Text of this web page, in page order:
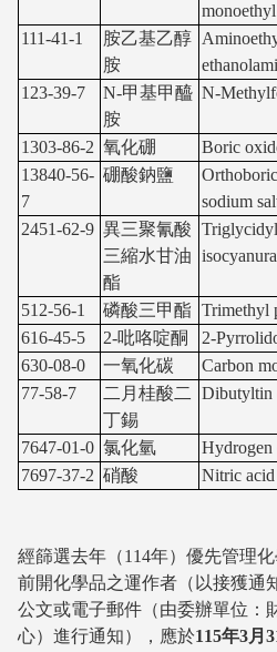
111-41-1
胺乙基乙醇
胺
123-39-7
N-甲基甲醯
胺
N-
1303-86-2 氧化硼
Boric
13840-56-
7
硼酸鈉鹽
sodium
2451-62-9 異三聚氰酸
三縮水甘油
酯
Triglycidyl
512-56-1 磷酸三甲酯 Trimethyl
616-45-5
2-吡咯啶酮
2-
630-08-0
一氧化碳
Carbon
77-58-7
二月桂酸二
丁錫
Dibutyltin
7647-01-0 氯化氫
Hydrogen
7697-37-2 硝酸 Nitric acid
經篩選去年（114年）優先管理
前開化學品之運作者（以接獲通
公文或電子郵件（由委辦單位：
心）進行通知），應於115年3月